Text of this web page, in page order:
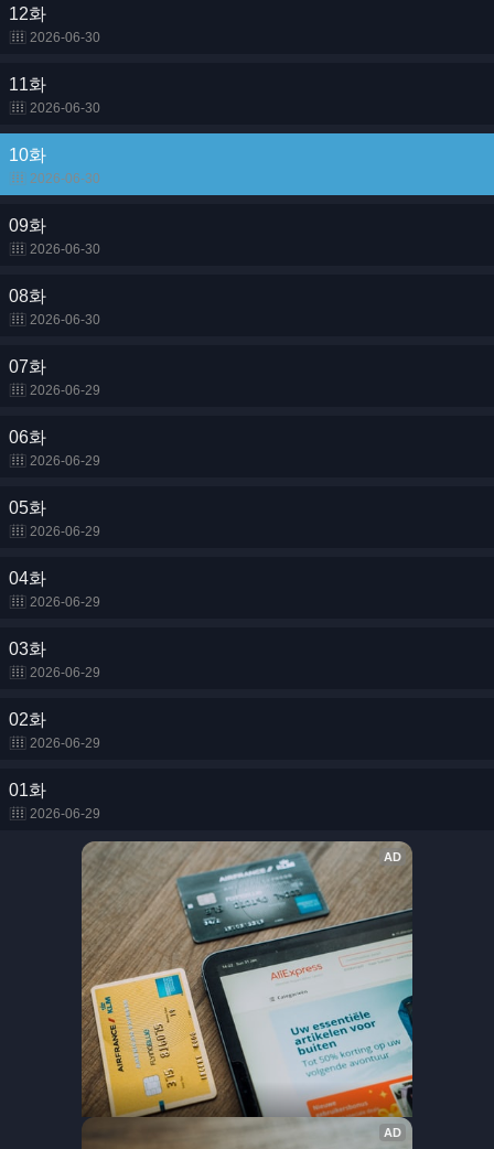
12화
2026-06-30
11화
2026-06-30
10화
2026-06-30
09화
2026-06-30
08화
2026-06-30
07화
2026-06-29
06화
2026-06-29
05화
2026-06-29
04화
2026-06-29
03화
2026-06-29
02화
2026-06-29
01화
2026-06-29